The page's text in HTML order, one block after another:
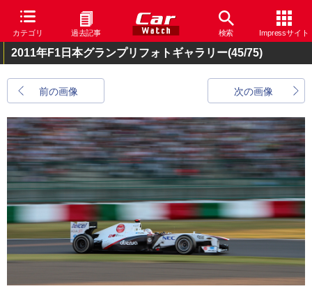
カテゴリ 過去記事 検索 Impressサイト
2011年F1日本グランプリフォトギャラリー(45/75)
前の画像 次の画像